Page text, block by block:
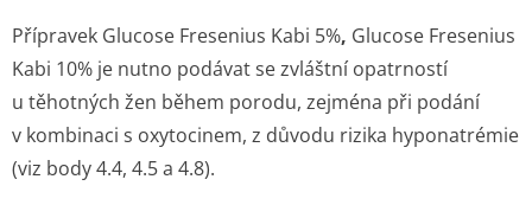
Přípravek Glucose Fresenius Kabi 5%, Glucose Fresenius
Kabi 10% je nutno podávat se zvláštní opatrností
u těhotných žen během porodu, zejména při podání
v kombinaci s oxytocinem, z důvodu rizika hyponatrémie
(viz body 4.4, 4.5 a 4.8).